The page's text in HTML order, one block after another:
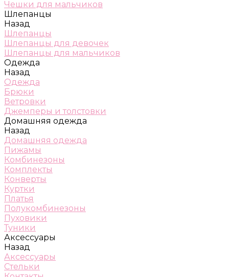
Чешки для мальчиков
Шлепанцы
Назад
Шлепанцы
Шлепанцы для девочек
Шлепанцы для мальчиков
Одежда
Назад
Одежда
Брюки
Ветровки
Джемперы и толстовки
Домашняя одежда
Назад
Домашняя одежда
Пижамы
Комбинезоны
Комплекты
Конверты
Куртки
Платья
Полукомбинезоны
Пуховики
Туники
Аксессуары
Назад
Аксессуары
Стельки